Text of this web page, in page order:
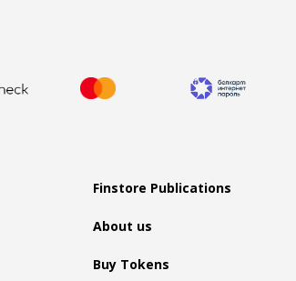
Finstore Publications
About us
Buy Tokens